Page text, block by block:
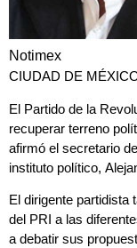
Notimex
CIUDAD DE
El Partido de la
recuperar terreno
afirmó el secretario
instituto político,
El dirigente partidista
del PRI a las
a debatir sus